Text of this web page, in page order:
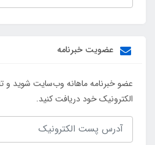
عضویت خبرنامه
عضو خبرنامه ماهانه وب‌سایت شوید و
الکترونیک خود دریافت کنید.